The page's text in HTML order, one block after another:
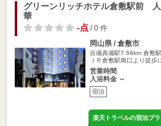
グリーンリッチホテル倉敷駅前
華
-点/ 0 件
岡山県 / 倉敷市
吉備真備駅7.66km 倉敷
ＪＲ倉敷駅南口より徒歩
営業時間
入浴料金 ～
宿泊
楽天トラベルの宿泊プ